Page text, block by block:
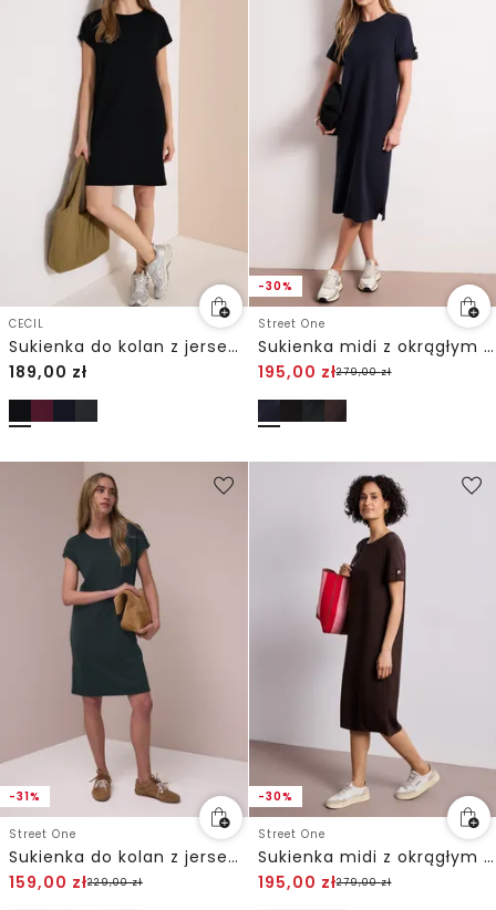
CECIL
Sukienka do kolan z jerseyu
189,00 zł
-30%
Street One
Sukienka midi z okrągłym dekoltem i guzikami
195,00 zł279,00zł
-31%
Street One
Sukienka do kolan z jerseyu
159,00 zł229,00zł
-30%
Street One
Sukienka midi z okrągłym dekoltem i guzikami
195,00 zł279,00zł